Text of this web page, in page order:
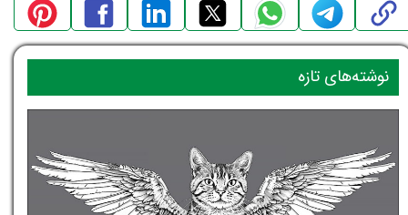
نوشته‌های تازه